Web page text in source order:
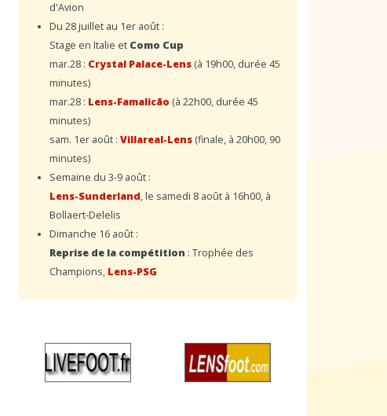
d'Avion
Du 28 juillet au 1er août :
Stage en Italie et Como Cup
mar.28 : Crystal Palace-Lens (à 19h00, durée 45
minutes)
mar.28 : Lens-Famalicão (à 22h00, durée 45
minutes)
sam. 1er août : Villareal-Lens (finale, à 20h00, 90
minutes)
Semaine du 3-9 août :
Lens-Sunderland, le samedi 8 août à 16h00, à
Bollaert-Delelis
Dimanche 16 août :
Reprise de la compétition : Trophée des
Champions, Lens-PSG